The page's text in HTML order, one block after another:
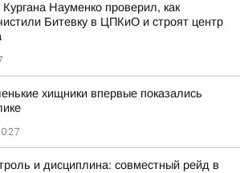
Науменко проверил, как
Битевку в ЦПКиО и строят центр
хищники впервые показались
и дисциплина: совместный рейд в